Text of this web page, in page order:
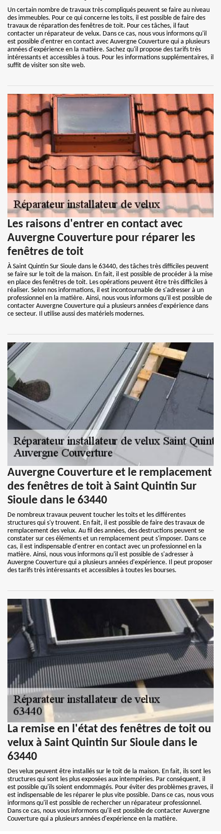
Un certain nombre de travaux très compliqués peuvent se faire au niveau
des immeubles. Pour ce qui concerne les toits, il est possible de faire des
travaux de réparation des fenêtres de toit. Pour ces tâches, il faut
contacter un réparateur de velux. Dans ce cas, nous vous informons qu'il
est possible d'entrer en contact avec Auvergne Couverture qui a plusieurs
années d'expérience en la matière. Sachez qu'il propose des tarifs très
intéressants et accessibles à tous. Pour les informations supplémentaires, il
suffit de visiter son site web.
Les raisons d'entrer en contact avec
Auvergne Couverture pour réparer les
fenêtres de toit
À Saint Quintin Sur Sioule dans le 63440, des tâches très difficiles peuvent
se faire sur le toit de la maison. En fait, il est possible de procéder à la mise
en place des fenêtres de toit. Les opérations peuvent être très difficiles à
réaliser. Selon nos informations, il est incontournable de s'adresser à un
professionnel en la matière. Ainsi, nous vous informons qu'il est possible de
contacter Auvergne Couverture qui a plusieurs années d'expérience dans
ce secteur. Il utilise aussi des matériels modernes.
Auvergne Couverture et le remplacement
des fenêtres de toit à Saint Quintin Sur
Sioule dans le 63440
De nombreux travaux peuvent toucher les toits et les différentes
structures qui s'y trouvent. En fait, il est possible de faire des travaux de
remplacement des velux. Au fil des années, des destructions peuvent se
constater sur ces éléments et un remplacement peut s'imposer. Dans ce
cas, il est indispensable d'entrer en contact avec un professionnel en la
matière. Ainsi, nous vous informons qu'il est possible de s'adresser à
Auvergne Couverture qui a plusieurs années d'expérience. Il peut proposer
des tarifs très intéressants et accessibles à toutes les bourses.
La remise en l'état des fenêtres de toit ou
velux à Saint Quintin Sur Sioule dans le
63440
Des velux peuvent être installés sur le toit de la maison. En fait, ils sont les
structures qui sont les plus exposées aux intempéries. Par conséquent, il
est possible qu'ils soient endommagés. Pour éviter des problèmes graves, il
est indispensable de les réparer le plus vite possible. Dans ce cas, nous vous
informons qu'il est possible de rechercher un réparateur professionnel.
Dans ce cas, nous vous informons qu'il est possible de contacter Auvergne
Couverture qui a plusieurs années d'expérience en la matière.